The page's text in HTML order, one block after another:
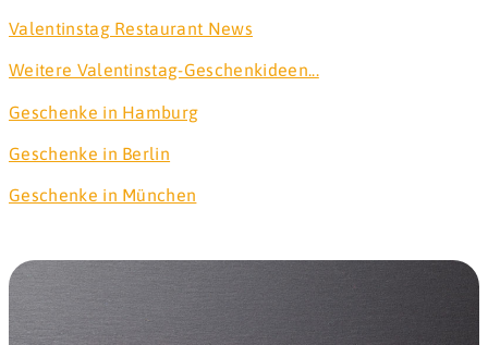
Valentinstag Restaurant News
Weitere Valentinstag-Geschenkideen...
Geschenke in Hamburg
Geschenke in Berlin
Geschenke in München